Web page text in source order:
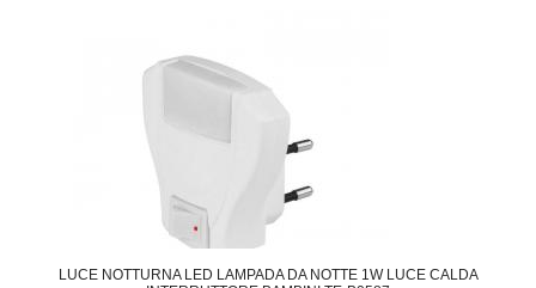
LUCE NOTTURNA LED LAMPADA DA NOTTE 1W LUCE CALDA